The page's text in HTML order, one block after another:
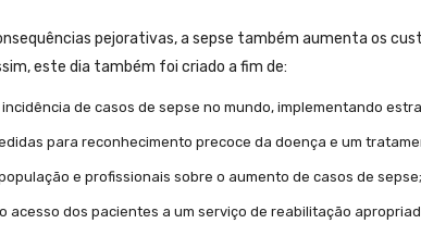
pejorativas, a sepse também aumenta os
este dia também foi criado a fim de:
incidência de casos de sepse no mundo, implementando
para reconhecimento precoce da doença e um
e profissionais sobre o aumento de casos de sepse;
acesso dos pacientes a um serviço de reabilitação